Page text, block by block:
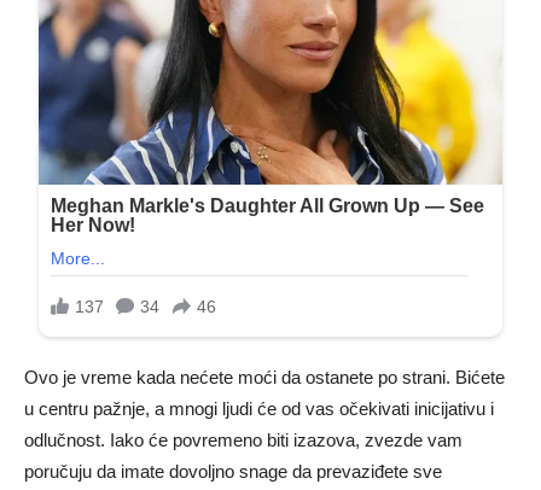
Ovo je vreme kada nećete moći da ostanete po strani. Bićete
u centru pažnje, a mnogi ljudi će od vas očekivati inicijativu i
odlučnost. Iako će povremeno biti izazova, zvezde vam
poručuju da imate dovoljno snage da prevaziđete sve